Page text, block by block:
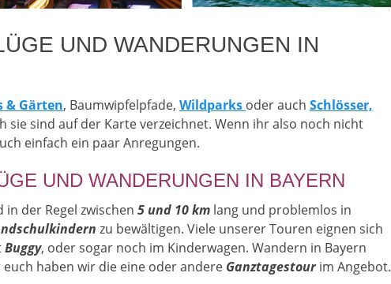
UND WANDERUNGEN IN
& Gärten, Baumwipfelpfade, Wildparks oder auch Schlösser,
sie sind auf der Karte verzeichnet. Wenn ihr also noch nicht
einfach ein paar Anregungen.
UND WANDERUNGEN IN BAYERN
der Regel zwischen 5 und 10 km lang und problemlos in
zu bewältigen. Viele unserer Touren eignen sich
Buggy, oder sogar noch im Kinderwagen. Wandern in Bayern
euch haben wir die eine oder andere Ganztagestourim Angebot.